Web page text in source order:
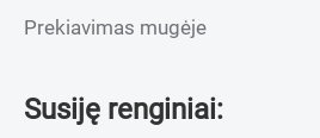
Prekiavimas mugėje
Susiję renginiai: